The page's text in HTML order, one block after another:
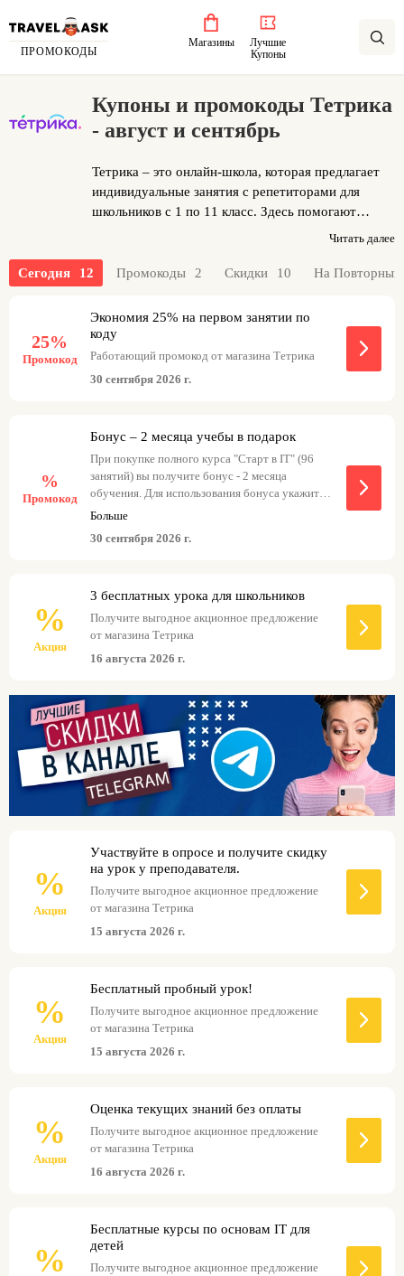
ПРОМОКОДЫ
Магазины
Лучшие
Купоны
Купоны и промокоды Тетрика
- август и сентябрь
Тетрика – это онлайн-школа, которая предлагает
индивидуальные занятия с репетиторами для
школьников с 1 по 11 класс. Здесь помогают
подтянуть знания по основным предметам,
Уроки проходят на собственной платформе с
виртуальной доской, видеосвязью и чатом, где
репетиторы разбирают сложные темы один на
один с учеником. Что выделяет Тетрику:
репетиторов подбирают под конкретные нужды
ребенка, с учетом его уровня и целей – это
позволяет быстро улучшить оценки, как отмечают
а пакеты уроков от 32 штук дают фиксированную
и видят реальный прогресс ребенка. Ищите
промокоды Тетрика для дополнительной выгоды
на уроки.
Читать далее
Сегодня 12 Промокоды 2 Скидки 10 На Повторный
25%
Промокод
Экономия 25% на первом занятии по
коду
Работающий промокод от магазина Тетрика
30 сентября 2026 г.
%
Промокод
Бонус – 2 месяца учебы в подарок
При покупке полного курса "Старт в IT" (96
занятий) вы получите бонус - 2 месяца
обучения. Для использования бонуса укажите
промокод менеджеру при оплате.
Больше
30 сентября 2026 г.
%
Акция
3 бесплатных урока для школьников
Получите выгодное акционное предложение
от магазина Тетрика
16 августа 2026 г.
%
Акция
Участвуйте в опросе и получите скидку
на урок у преподавателя.
Получите выгодное акционное предложение
от магазина Тетрика
15 августа 2026 г.
%
Акция
Бесплатный пробный урок!
Получите выгодное акционное предложение
от магазина Тетрика
15 августа 2026 г.
%
Акция
Оценка текущих знаний без оплаты
Получите выгодное акционное предложение
от магазина Тетрика
16 августа 2026 г.
%
Бесплатные курсы по основам IT для
детей
Получите выгодное акционное предложение